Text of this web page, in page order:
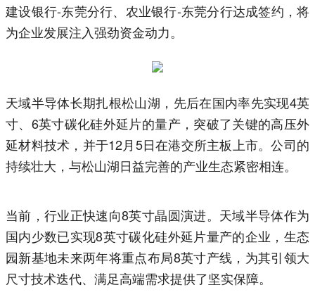
建设银行-东莞分行、农业银行-东莞分行达成签约，将
为企业发展注入强劲资金动力。
天域半导体长期扎根松山湖，先后在国内率先实现4英
寸、6英寸碳化硅外延片的量产，突破了关键的高压外
延材料技术，并于12月5日在港交所主板上市。公司的
持续壮大，与松山湖日益完善的产业生态紧密相连。
当前，行业正快速向8英寸晶圆演进。天域半导体作为
国内少数已实现8英寸碳化硅外延片量产的企业，生态
园新基地未来两年将重点布局8英寸产线，为其引领大
尺寸技术迭代、满足高端需求提供了坚实保障。